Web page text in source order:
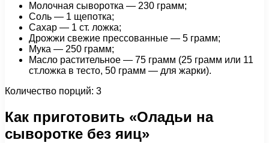
Молочная сыворотка — 230 грамм;
Соль — 1 щепотка;
Сахар — 1 ст. ложка;
Дрожжи свежие прессованные — 5 грамм;
Мука — 250 грамм;
Масло растительное — 75 грамм (25 грамм или 11
ст.ложка в тесто, 50 грамм — для жарки).
Количество порций: 3
Как приготовить «Оладьи на
сыворотке без яиц»